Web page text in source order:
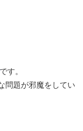
です。
問題が邪魔をしてい